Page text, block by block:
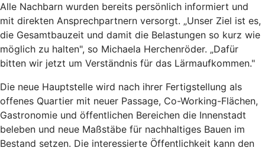
Alle Nachbarn wurden bereits persönlich informiert und
mit direkten Ansprechpartnern versorgt. „Unser Ziel ist es,
die Gesamtbauzeit und damit die Belastungen so kurz wie
möglich zu halten", so Michaela Herchenröder. „Dafür
bitten wir jetzt um Verständnis für das Lärmaufkommen."
Die neue Hauptstelle wird nach ihrer Fertigstellung als
offenes Quartier mit neuer Passage, Co-Working-Flächen,
Gastronomie und öffentlichen Bereichen die Innenstadt
beleben und neue Maßstäbe für nachhaltiges Bauen im
Bestand setzen. Die interessierte Öffentlichkeit kann den